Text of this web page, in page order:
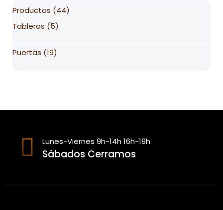
Productos 4444
Tableros 55
Puertas 1919
Lunes-Viernes 9h-14h 16h-19h
Sábados Cerramos